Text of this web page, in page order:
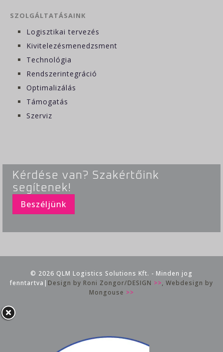
SZOLGÁLTATÁSAINK
Logisztikai tervezés
Kivitelezésmenedzsment
Technológia
Rendszerintegráció
Optimalizálás
Támogatás
Szerviz
Kérdése van? Szakértőink
segítenek!
Beszéljünk
© 2026 QLM Logistics Solutions Kft. - Minden jog
fenntartva| Design by Roni Zongor/DESIGN >>, Webdesign by
Mongouse >>